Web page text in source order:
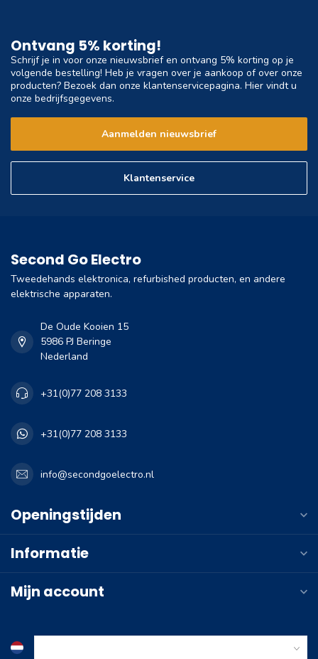
Ontvang 5% korting!
Schrijf je in voor onze nieuwsbrief en ontvang 5% korting op je
volgende bestelling! Heb je vragen over je aankoop of over onze
producten? Bezoek dan onze klantenservicepagina. Hier vindt u
onze bedrijfsgegevens.
Aanmelden nieuwsbrief
Klantenservice
Second Go Electro
Tweedehands elektronica, refurbished producten, en andere
elektrische apparaten.
De Oude Kooien 15
5986 PJ Beringe
Nederland
+31(0)77 208 3133
+31(0)77 208 3133
info@secondgoelectro.nl
Openingstijden
Informatie
Mijn account